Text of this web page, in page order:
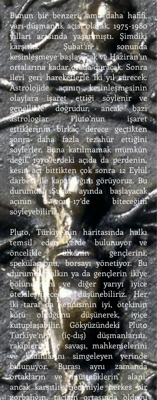
Bunun bir benzeri, ama daha hafifi,
yarı-düşmanlık açısı olarak, 1975-1980
yılları arasında yaşanmıştı. Şimdiki
karşıtlık Şubat’ın sonunda
kesinleşmeye başlayacak ve Haziran’ın
ortalarına kadar orada duracak. Sonra
ileri geri hareketlerle iki yıl sürecek.
Astrolojide açının kesinleşmesinin
olaylara işaret ettiği söylenir ve
genellikle doğrudur, ancak bazı
astrologlar Pluto’nun işaret
ettiklerinin birkaç derece geçtikten
sonra daha fazla tezahür ettiğini
söylerler. Buna katılmamak mümkün
değil. 1970’lerdeki açıda da perdenin,
kesin açı bittikten çok sonra 12 Eylül
darbesi ile kapandığını görüyoruz. Bu
durumda, Şubat ayında başlayacak
açının 2016-17’de biteceğini
söyleyebiliriz.
Pluto, Türkiye’nin haritasında halkı
temsil eden yerde bulunuyor ve
öncelikle ülkenin gençlerini,
spekülasyonu, borsayı yönetiyor. Bu
durumda halkın ya da gençlerin ikiye
bölüneceğini ve diğer yarıyı iyice
ötekileştireceğini düşünebiliriz. Her
iki taraf da kendisinin iyi, ötekinin
kötü olduğunu düşünerek, iyice
kutuplaşabilir. Gökyüzündeki Pluto
Türkiye’nin (iç-dış) düşmanlarını,
rakiplerini, iç savaşı, mahkemelerini
ve kadınlarını simgeleyen yerinde
bulunuyor. Burası aynı zamanda
ortakların ve müttefiklerin alanı,
ancak karşıtlık nedeniyle herkes bir
zorbalığın, tacizin ortasında olduğu